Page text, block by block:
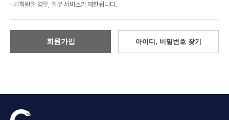
비회원일 경우, 일부 서비스가 제한됩니다.
회원가입 아이디, 비밀번호 찾기